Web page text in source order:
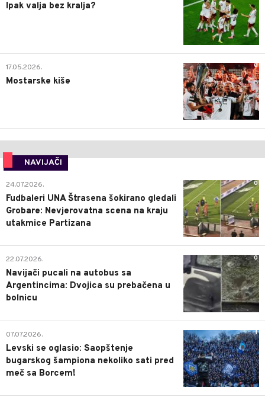
Ipak valja bez kralja?
0
17.05.2026.
Mostarske kiše
NAVIJAČI
0
24.07.2026.
Fudbaleri UNA Štrasena šokirano gledali
Grobare: Nevjerovatna scena na kraju
utakmice Partizana
0
22.07.2026.
Navijači pucali na autobus sa
Argentincima: Dvojica su prebačena u
bolnicu
1
07.07.2026.
Levski se oglasio: Saopštenje
bugarskog šampiona nekoliko sati pred
meč sa Borcem!